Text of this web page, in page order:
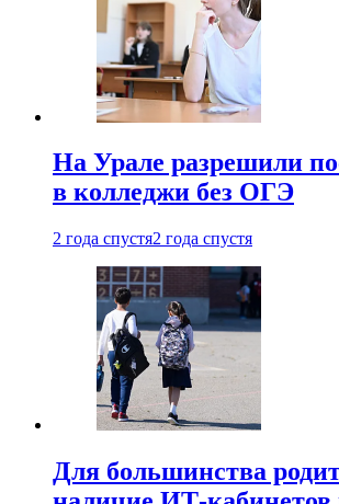
На Урале разрешили
в колледжи без ОГЭ
2 года спустя2 года спустя
Для большинства